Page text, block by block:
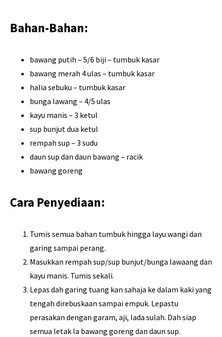
Bahan-Bahan:
bawang putih – 5/6 biji – tumbuk kasar
bawang merah 4 ulas – tumbuk kasar
halia sebuku – tumbuk kasar
bunga lawang – 4/5 ulas
kayu manis – 3 ketul
sup bunjut dua ketul
rempah sup – 3 sudu
daun sup dan daun bawang – racik
bawang goreng
Cara Penyediaan:
Tumis semua bahan tumbuk hingga layu wangi dan
garing sampai perang.
Masukkan rempah sup/sup bunjut/bunga lawaang dan
kayu manis. Tumis sekali.
Lepas dah garing tuang kan sahaja ke dalam kaki yang
tengah direbuskaan sampai empuk. Lepastu
perasakan dengan garam, aji, lada sulah. Dah siap
semua letak la bawang goreng dan daun sup.